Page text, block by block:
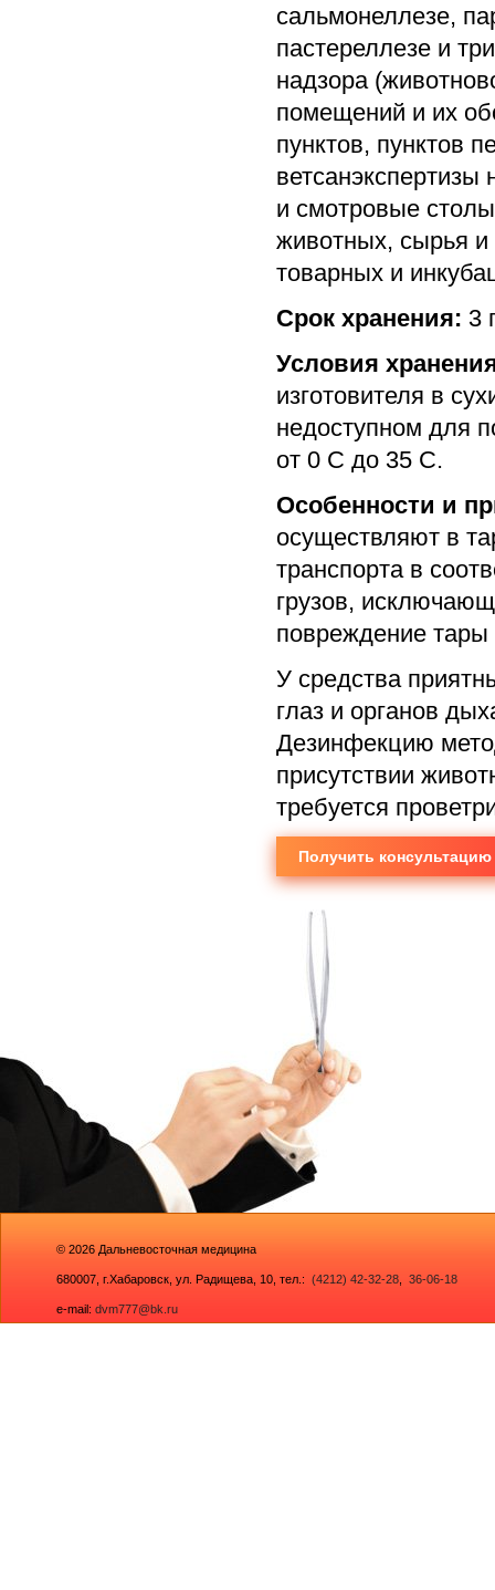
сальмонеллезе,
пастереллезе и
надзора
помещений и их
пунктов, пунктов
и смотровые
животных, сырья и
товарных и
Срок хранения: 3
Условия
изготовителя в
недоступном для
от 0 С до 35 С.
Особенности и
осуществляют в
транспорта в
грузов,
повреждение
У средства
глаз и органов
Дезинфекцию
присутствии
требуется
Получить консультацию
© 2026 Дальневосточная медицина
680007, г.Хабаровск, ул. Радищева, 10 , тел.: (4212) 42-32-28 36-06-18
e-mail: dvm777@bk.ru